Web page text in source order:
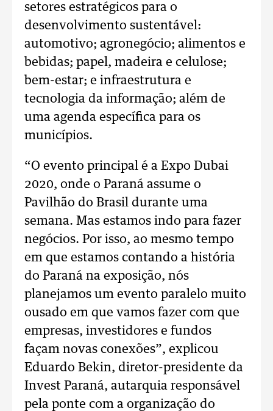
setores estratégicos para o
desenvolvimento sustentável:
automotivo; agronegócio; alimentos e
bebidas; papel, madeira e celulose;
bem-estar; e infraestrutura e
tecnologia da informação; além de
uma agenda específica para os
municípios.
“O evento principal é a Expo Dubai
2020, onde o Paraná assume o
Pavilhão do Brasil durante uma
semana. Mas estamos indo para fazer
negócios. Por isso, ao mesmo tempo
em que estamos contando a história
do Paraná na exposição, nós
planejamos um evento paralelo muito
ousado em que vamos fazer com que
empresas, investidores e fundos
façam novas conexões”, explicou
Eduardo Bekin, diretor-presidente da
Invest Paraná, autarquia responsável
pela ponte com a organização do